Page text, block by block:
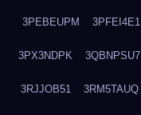
3PEBEUPM 3PFEI4E1
3PX3NDPK 3QBNPSU7
3RJJOB51 3RM5TAUQ